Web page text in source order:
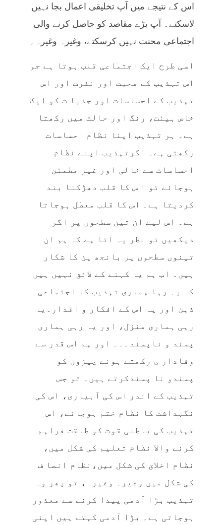
اس کے نتیجے میں آپ تخلیقی اعمال بجا نہیں
لاسکتے۔ آپ بڑے مقاصد کو حاصل کرنے والی
اجتماعی محنت نہیں کرسکتے، وغیرہ وغیرہ۔
اسی طرح ایک اجتماعی قلب ہوتا ہے جو
اس تہذیب کے محبت اور نفرت اور اس
تہذیب کے احساسات اور جذبا ت کو ایک
خاص ہیئت، رنگ اور حالت میں رکھتا
ہے۔ ہر تہذیب اپنا نظام احساسات
رکھتی ہے۔ اگرتہذیب اپنے نظام
احساسات سے خالی اور غیر مطمئن
ہوجائے تو ا س کا قلب دھڑکنا بند
کردیتا ہے۔ اس کا قلب معطل ہوجاتا
ہے۔ اس لیے ان تین سطحوں پر اگر
دیکھیں تو نظر یہ آتا ہے کہ ہم ان
تینوں سطحوں پر بانجھ پن کا شکار
ہیں۔ اب ہم یہ کہنے کے لائق نہیں ہیں
کہ یہ رہا ہماری تہذیب کا اجتماعی
ذہن اور یہ اس کے افکار و اقدار۔یہ
رہی ہماری منزل، اور یہ رہی ہماری
پسند و ناپسند۔۔۔ اور ہم اس قدر سے
وفادار ی رکھتے ہوئے چیزوں کو
پسندو نا پسندکرتے ہیں۔ تو جس
تہذیب کے اندر اس کی آبیاری، اس کی
نگہداشت کا نظام ختم ہوجائے، اس
تہذیب کی باطنی قوت کو طاقت فراہم
کرنے والا نظام تعلیم کی شکل میں،
نظام اخلاق کی شکل میں،نظام انصا ف
کی شکل میں وغیرہ وغیرہ، تو پھر وہ
تہذیب بڑا آدمی پیدا کرنے سے معذور
ہوجاتی ہے۔ بڑا آدمی کہتے ہیں اپنی